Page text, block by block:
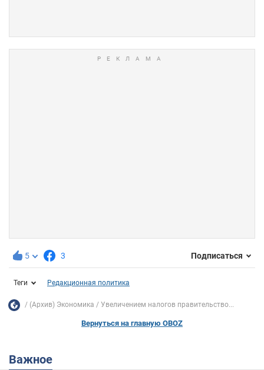
5 3 Подписаться
Теги Редакционная политика
(Архив) Экономика Увеличением налогов правительство...
Вернуться на главную OBOZ
Важное